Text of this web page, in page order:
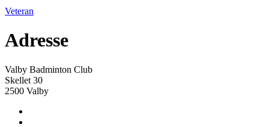
Veteran
Adresse
Valby Badminton Club
Skellet 30
2500 Valby